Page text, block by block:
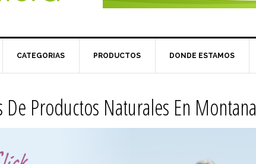
CATEGORIAS PRODUCTOS DONDE ESTAMOS
Productos Naturales En Montana